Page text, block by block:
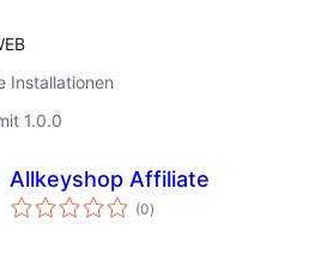
Installationen
1.0.0
Allkeyshop Affiliate
(0Bewertungen
insgesamt
)